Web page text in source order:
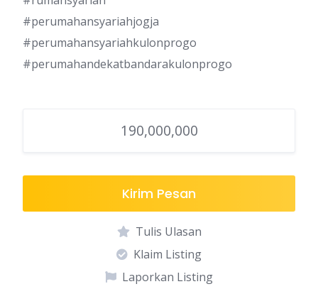
#perumahansyariahjogja
#perumahansyariahkulonprogo
#perumahandekatbandarakulonprogo
190,000,000
Kirim Pesan
Tulis Ulasan
Klaim Listing
Laporkan Listing